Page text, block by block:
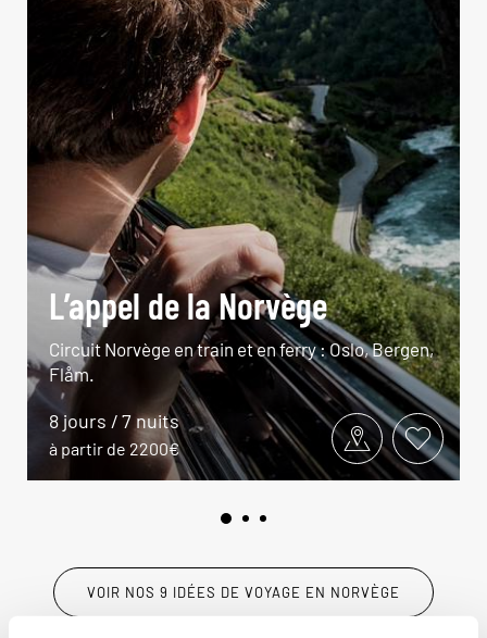
L’appel de la Norvège
Circuit Norvège en train et en ferry : Oslo, Bergen,
Flåm.
8 jours / 7 nuits
à partir de 2200€
VOIR NOS 9 IDÉES DE VOYAGE EN NORVÈGE